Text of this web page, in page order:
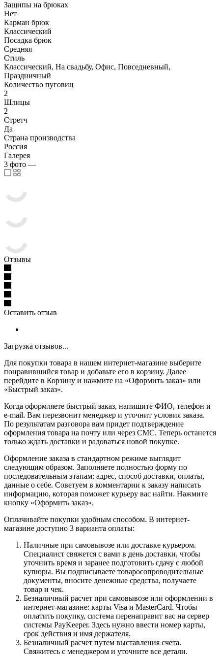
Защипы на брюках
Нет
Карман брюк
Классический
Посадка брюк
Средняя
Стиль
Классический, На свадьбу, Офис, Повседневный,
Праздничный
Количество пуговиц
2
Шлицы
2
Стретч
Да
Страна производства
Россия
Галерея
3 фото —
Отзывы
Оставить отзыв
Загрузка отзывов...
Для покупки товара в нашем интернет-магазине выберите
понравившийся товар и добавьте его в корзину. Далее
перейдите в Корзину и нажмите на «Оформить заказ» или
«Быстрый заказ».
Когда оформляете быстрый заказ, напишите ФИО, телефон и
e-mail. Вам перезвонит менеджер и уточнит условия заказа.
По результатам разговора вам придет подтверждение
оформления товара на почту или через СМС. Теперь останется
только ждать доставки и радоваться новой покупке.
Оформление заказа в стандартном режиме выглядит
следующим образом. Заполняете полностью форму по
последовательным этапам: адрес, способ доставки, оплаты,
данные о себе. Советуем в комментарии к заказу написать
информацию, которая поможет курьеру вас найти. Нажмите
кнопку «Оформить заказ».
Оплачивайте покупки удобным способом. В интернет-
магазине доступно 3 варианта оплаты:
Наличные при самовывозе или доставке курьером.
Специалист свяжется с вами в день доставки, чтобы
уточнить время и заранее подготовить сдачу с любой
купюры. Вы подписываете товаросопроводительные
документы, вносите денежные средства, получаете
товар и чек.
Безналичный расчет при самовывозе или оформлении в
интернет-магазине: карты Visa и MasterCard. Чтобы
оплатить покупку, система перенаправит вас на сервер
системы PayKeeper. Здесь нужно ввести номер карты,
срок действия и имя держателя.
Безналичный расчет путем выставления счета.
Свяжитесь с менеджером и уточните все детали.